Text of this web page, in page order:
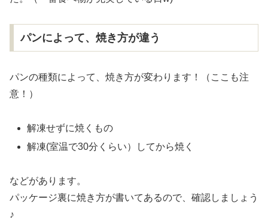
パンによって、焼き方が違う
パンの種類によって、焼き方が変わります！（ここも注
意！）
解凍せずに焼くもの
解凍(室温で30分くらい）してから焼く
などがあります。
パッケージ裏に焼き方が書いてあるので、確認しましょう
♪